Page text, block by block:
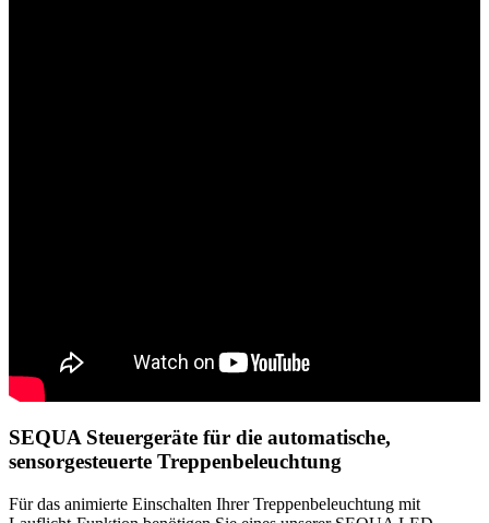
SEQUA Steuergeräte für die automatische,
sensorgesteuerte Treppenbeleuchtung
Für das animierte Einschalten Ihrer Treppenbeleuchtung mit